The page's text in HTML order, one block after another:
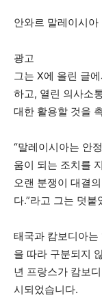
안와르 말레이시
광고
그는 X에 올린 글
하고, 열린 의사소
대한 활용할 것을
“말레이시아는 안
움이 되는 조치를
오랜 분쟁이 대결
다.”라고 그는 덧붙
태국과 캄보디아
을 따라 구분되지
년 프랑스가 캄보
시되었습니다.